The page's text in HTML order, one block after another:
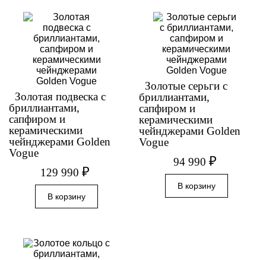
Золотая подвеска с
бриллиантами,
сапфиром и
керамическими
чейнджерами Golden
Vogue
129 990₽
Золотые серьги с
бриллиантами,
сапфиром и
керамическими
чейнджерами Golden
Vogue
94 990 ₽